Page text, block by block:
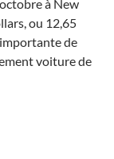
à New
ou 12,65
importante de
voiture de